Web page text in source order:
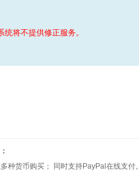
将不提供修正服务。
种货币购买； 同时支持PayPal在线支付。